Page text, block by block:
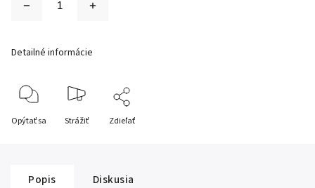
Detailné informácie
Opýtať sa Strážiť Zdieľať
Popis Diskusia